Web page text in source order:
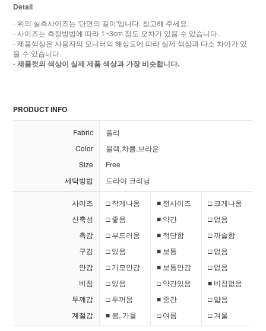
Detail
- 위의 실측사이즈는 '단면의 길이'입니다. 참고해 주세요.
- 사이즈는 측정방법에 따라 1~3cm 정도 오차가 있을 수 있습니다.
- 제품색상은 사용자의 모니터의 해상도에 따라 실제 색상과 다소 차이가 있
을 수 있습니다.
-제품컷의 색상이 실제 제품 색상과 가장 비슷합니다.
PRODUCT INFO
Fabric
폴리
Color
블랙,차콜,브라운
Size
Free
세탁방법
드라이 크리닝
사이즈 □ 작게나옴 ■ 정사이즈
□ 크게나옴
신축성
□ 좋음 ■ 약간
□ 없음
촉감
□ 부드러움 ■ 적당함
□ 까슬함
구김
□ 있음 ■ 보통
□ 없음
안감
□ 기모안감 ■ 보통안감
□ 없음
비침
□ 있음 □ 약간있음
■ 비침없음
두께감
□ 두꺼움 ■ 중간
□ 얇음
계절감
■ 봄, 가을 □ 여름 □ 겨울